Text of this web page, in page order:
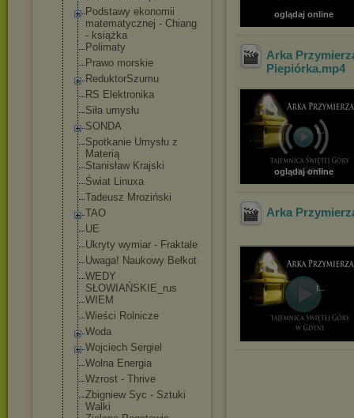
Podstawy ekonomii
matematycznej - Chiang
- książka
Polimaty
Prawo morskie
ReduktorSzumu
RS Elektronika
Siła umysłu
SONDA
Spotkanie Umysłu z
Materią
Stanisław Krajski
Świat Linuxa
Tadeusz Mroziński
TAO
UE
Ukryty wymiar - Fraktale
Uwaga! Naukowy Bełkot
WEDY
SŁOWIAŃSKIE_rus
WIEM
Wieści Rolnicze
Woda
Wojciech Sergiel
Wolna Energia
Wzrost - Thrive
Zbigniew Syc - Sztuki
Walki
oglądaj online
Arka
Piepiórka.mp4
oglądaj online
Arka